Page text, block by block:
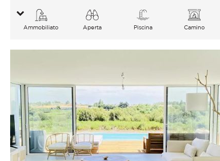
Ammobiliato
Aperta
verde
Piscina Camino